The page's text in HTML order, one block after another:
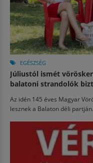
EGÉSZSÉG
Júliustól ismét
balatoni strandolók
Az idén 145 éves Magyar
lesznek a Balaton déli